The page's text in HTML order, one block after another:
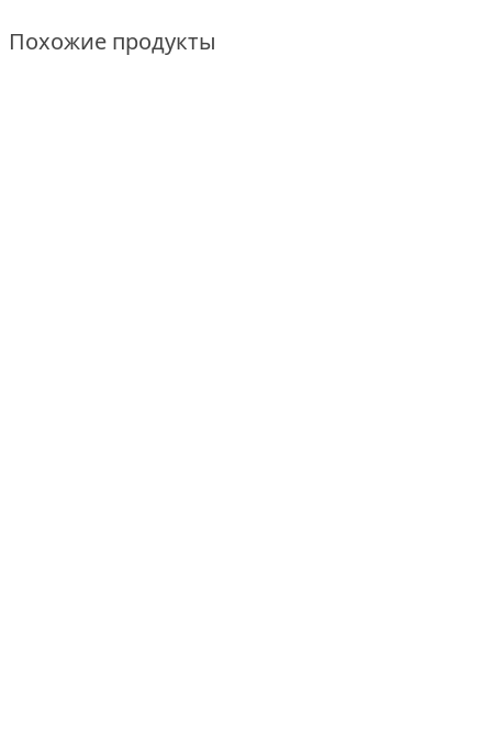
Похожие продукты